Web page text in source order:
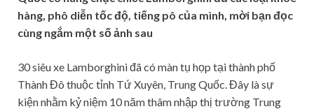
hàng, phô diễn tốc độ, tiếng pô của mình, mời bạn đọc
cùng ngắm một số ảnh sau
30 siêu xe Lamborghini đã có màn tụ họp tại thành phố
Thành Đô thuộc tỉnh Tứ Xuyên, Trung Quốc. Đây là sự
kiện nhằm kỷ niệm 10 năm thâm nhập thị trường Trung